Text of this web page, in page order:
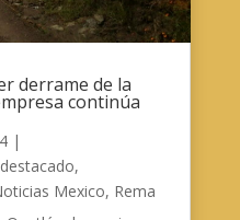
derrame de la
continúa
|
destacado,
Mexico, Rema